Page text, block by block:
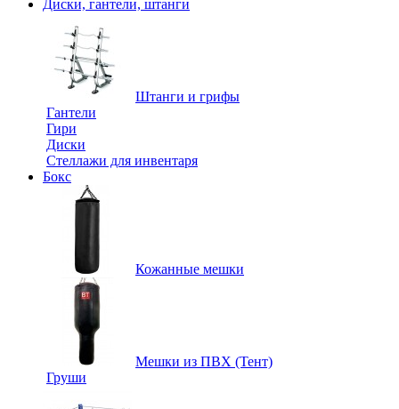
Диски, гантели, штанги
Штанги и грифы
Гантели
Гири
Диски
Стеллажи для инвентаря
Бокс
Кожанные мешки
Мешки из ПВХ (Тент)
Груши